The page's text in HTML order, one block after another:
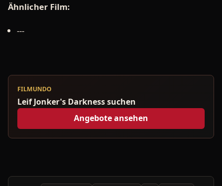
Ähnlicher Film:
---
FILMUNDO
Leif Jonker's Darkness suchen
Angebote ansehen